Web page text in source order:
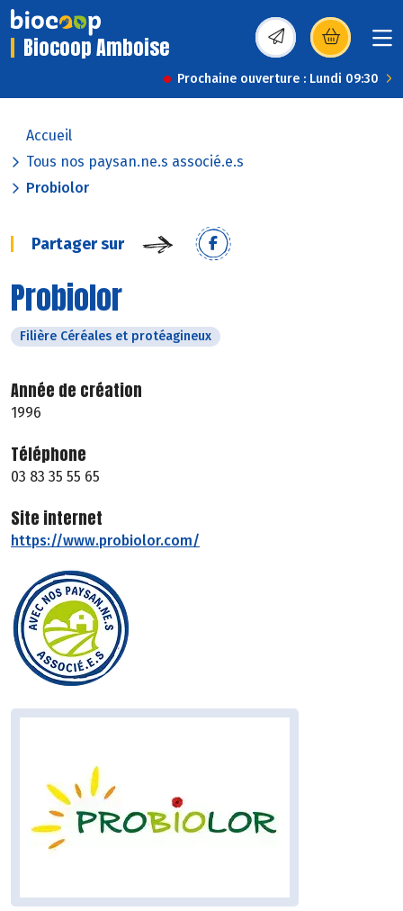
Biocoop Amboise (s’ouvre dans une
Prochaine ouverture : Lundi 09:30
Accueil
Tous nos paysan.ne.s associé.e.s
Probiolor
Partager sur
Probiolor
Filière Céréales et protéagineux
Année de création
1996
Téléphone
03 83 35 55 65
Site internet
https://www.probiolor.com/